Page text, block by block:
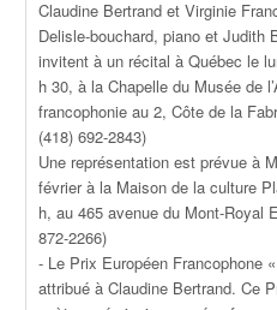
Claudine Bertrand et Virginie
Delisle-bouchard, piano et Judith
invitent à un récital à Québec le
h 30, à la Chapelle du Musée de
francophonie au 2, Côte de la
(418) 692-2843)
Une représentation est prévue à
février à la Maison de la culture
h, au 465 avenue du Mont-Royal
872-2266)
- Le Prix Européen Francophone
attribué à Claudine Bertrand. Ce